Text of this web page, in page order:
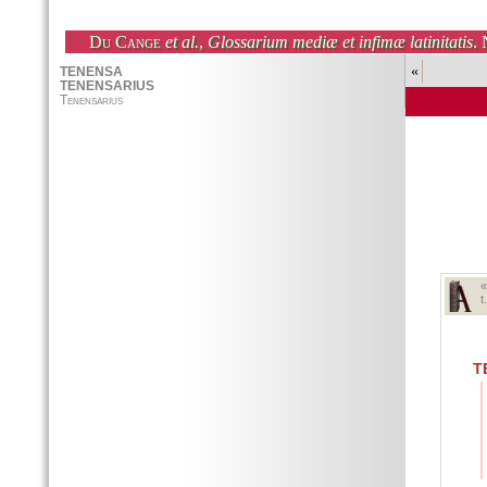
Du Cange et al., Glossarium mediæ et infimæ latinitatis.
«